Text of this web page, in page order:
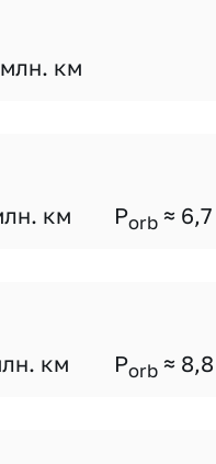
км
км Porb ≈ 6,7
км Porb ≈ 8,8